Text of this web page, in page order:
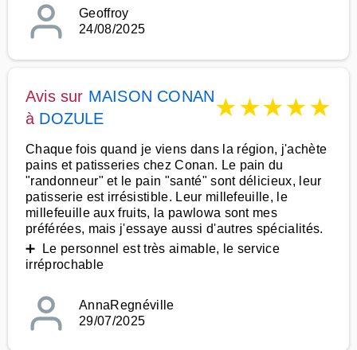
Geoffroy
24/08/2025
Avis sur MAISON CONAN
à DOZULE ★★★★★
Chaque fois quand je viens dans la région, j'achète
pains et patisseries chez Conan. Le pain du
"randonneur" et le pain "santé" sont délicieux, leur
patisserie est irrésistible. Leur millefeuille, le
millefeuille aux fruits, la pawlowa sont mes
préférées, mais j'essaye aussi d'autres spécialités.
➕ Le personnel est très aimable, le service
irréprochable
AnnaRegnéville
29/07/2025